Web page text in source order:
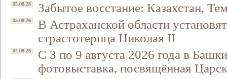
05.08.26 Забытое восстание: Казахстан,
05.08.26
В Астраханской области
страстотерпца Николая II
04.08.26
С 3 по 9 августа 2026 года в
фотовыставка, посвящённая